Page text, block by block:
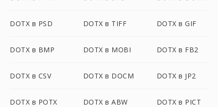
DOTX в PSD DOTX в TIFF DOTX в GIF
DOTX в BMP DOTX в MOBI DOTX в FB2
DOTX в CSV DOTX в DOCM DOTX в JP2
DOTX в POTX DOTX в ABW DOTX в PICT